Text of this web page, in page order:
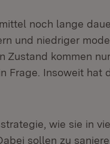
noch lange
und niedriger
Zustand kommen
Frage. Insoweit hat
wie sie in
sollen zu